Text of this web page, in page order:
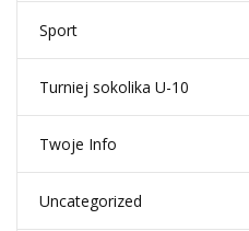
Sport
Turniej sokolika U-10
Twoje Info
Uncategorized